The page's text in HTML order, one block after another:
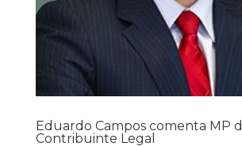
Eduardo Campos comenta MP
Contribuinte Legal